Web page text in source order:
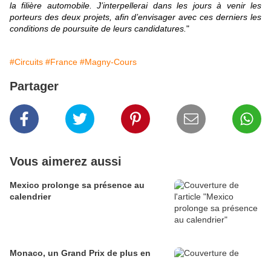
la filière automobile.
J’interpellerai dans les jours à venir les
porteurs des deux projets, afin d’envisager avec ces derniers les
conditions de poursuite de leurs candidatures. "
#Circuits #France #Magny-Cours
Partager
Vous aimerez aussi
Mexico prolonge sa présence au
calendrier
Monaco, un Grand Prix de plus en